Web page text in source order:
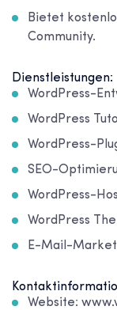
Bietet
Community.
Dienstleistungen:
WordPress-
WordPress
WordPress-
SEO-
WordPress-
WordPress
E-Mail-
Website: